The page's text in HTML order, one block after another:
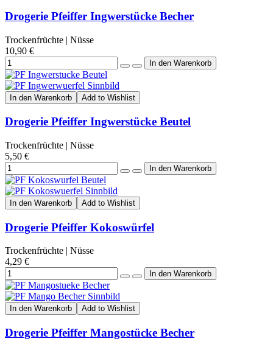
Drogerie Pfeiffer Ingwerstücke Becher
Trockenfrüchte | Nüsse
10,90 €
In den Warenkorb Add to Wishlist
Drogerie Pfeiffer Ingwerstücke Beutel
Trockenfrüchte | Nüsse
5,50 €
In den Warenkorb Add to Wishlist
Drogerie Pfeiffer Kokoswürfel
Trockenfrüchte | Nüsse
4,29 €
In den Warenkorb Add to Wishlist
Drogerie Pfeiffer Mangostücke Becher